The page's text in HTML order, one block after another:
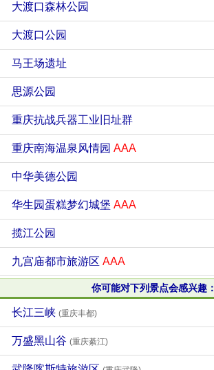
大渡口森林公园
大渡口公园
马王场遗址
思源公园
重庆抗战兵器工业旧址群
重庆南海温泉风情园 AAA
中华美德公园
华生园蛋糕梦幻城堡 AAA
揽江公园
九宫庙都市旅游区 AAA
你可能对下列景点会感兴趣：
长江三峡 (重庆丰都)
万盛黑山谷 (重庆綦江)